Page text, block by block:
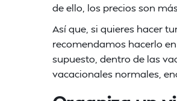
de ello, los precios son
Así que, si quieres hacer
recomendamos hacerlo
supuesto, dentro de las
vacacionales normales,